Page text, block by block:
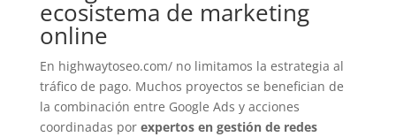
ecosistema de marketing
online
En highwaytoseo.com/ no limitamos la estrategia al
tráfico de pago. Muchos proyectos se benefician de
la combinación entre Google Ads y acciones
coordinadas por expertos en gestión de redes